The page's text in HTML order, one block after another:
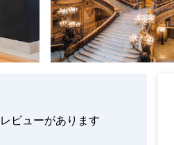
レビューがあります